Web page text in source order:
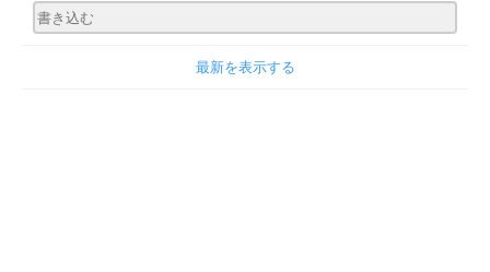
最新を表示する